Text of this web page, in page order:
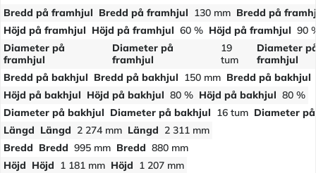
Bredd på framhjul Bredd på framhjul 130 mm Bredd på
Höjd på framhjul Höjd på framhjul 60 % Höjd på framhjul 90
Diameter på
framhjul
Diameter på
framhjul
19
tum
Diameter
framhjul
Bredd på bakhjul Bredd på bakhjul 150 mm Bredd på bakhjul
Höjd på bakhjul Höjd på bakhjul 80 % Höjd på bakhjul 80 %
Diameter på bakhjul Diameter på bakhjul 16 tum Diameter
Längd Längd 2 274 mm Längd 2 311 mm
Bredd Bredd 995 mm Bredd 880 mm
Höjd Höjd 1 181 mm Höjd 1 207 mm